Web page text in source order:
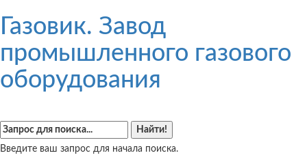
Газовик. Завод
промышленного газового
оборудования
Введите ваш запрос для начала поиска.